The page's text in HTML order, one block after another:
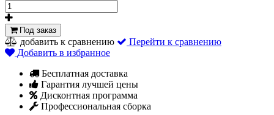
Под заказ
добавить к сравнению
Перейти к сравнению
Добавить в избранное
Бесплатная доставка
Гарантия лучшей цены
Дисконтная программа
Профессиональная сборка